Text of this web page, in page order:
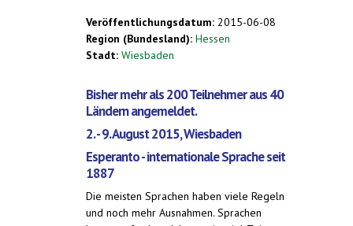
Veröffentlichungsdatum: 2015-06-08
Region (Bundesland): Hessen
Stadt: Wiesbaden
Bisher mehr als 200 Teilnehmer aus 40
Ländern angemeldet.
2. - 9. August 2015, Wiesbaden
Esperanto - internationale Sprache seit
1887
Die meisten Sprachen haben viele Regeln
und noch mehr Ausnahmen. Sprachen